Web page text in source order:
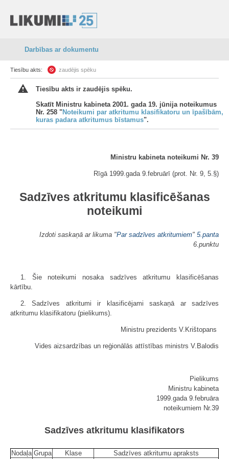
Darbības ar dokumentu
Tiesību akts: zaudējis spēku
Tiesību akts ir zaudējis spēku.
Skatīt Ministru kabineta 2001. gada 19. jūnija noteikumus
Nr. 258 "Noteikumi par atkritumu klasifikatoru un īpašībām,
kuras padara atkritumus bīstamus".
Ministru kabineta noteikumi Nr. 39
Rīgā 1999.gada 9.februārī (prot. Nr. 9, 5.§)
Sadzīves atkritumu klasificēšanas
noteikumi
Izdoti saskaņā ar likuma "Par sadzīves atkritumiem" 5.panta
6.punktu
1. Šie noteikumi nosaka sadzīves atkritumu klasificēšanas
kārtību.
2. Sadzīves atkritumi ir klasificējami saskaņā ar sadzīves
atkritumu klasifikatoru (pielikums).
Ministru prezidents V.Krištopans
Vides aizsardzības un reģionālās attīstības ministrs V.Balodis
Pielikums
Ministru kabineta
1999.gada 9.februāra
noteikumiem Nr.39
Sadzīves atkritumu klasifikators
Nodaļa Grupa Klase
Sadzīves atkritumu apraksts